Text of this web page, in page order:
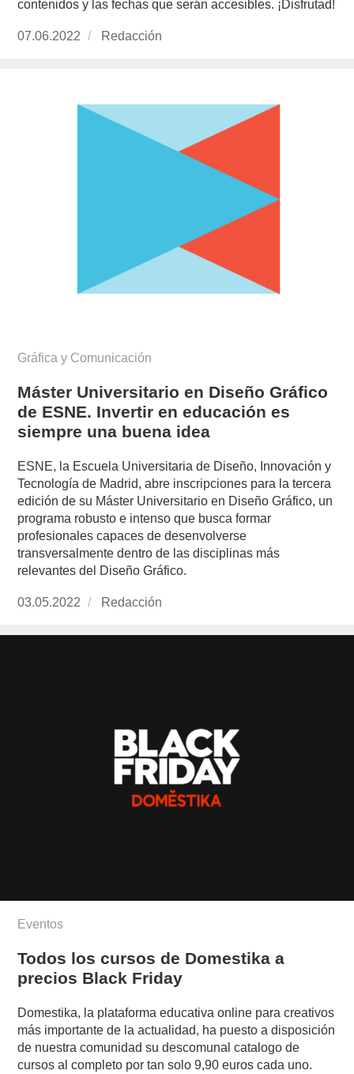
contenidos y las fechas que serán accesibles. ¡Disfrutad!
Publicado
07.06.2022 https://www.experimenta.es/author/redaccion/
Redacción
Gráfica y Comunicación
Máster Universitario en Diseño Gráfico
de ESNE. Invertir en educación es
siempre una buena idea
ESNE, la Escuela Universitaria de Diseño, Innovación y
Tecnología de Madrid, abre inscripciones para la tercera
edición de su Máster Universitario en Diseño Gráfico, un
programa robusto e intenso que busca formar
profesionales capaces de desenvolverse
transversalmente dentro de las disciplinas más
relevantes del Diseño Gráfico.
Publicado
03.05.2022 https://www.experimenta.es/author/redaccion/
Redacción
Eventos
Todos los cursos de Domestika a
precios Black Friday
Domestika, la plataforma educativa online para creativos
más importante de la actualidad, ha puesto a disposición
de nuestra comunidad su descomunal catalogo de
cursos al completo por tan solo 9,90 euros cada uno.